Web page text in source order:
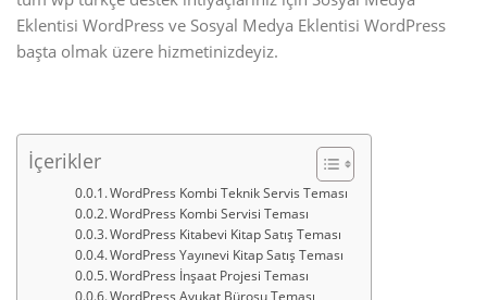
Eklentisi WordPress ve Sosyal Medya Eklentisi WordPress
başta olmak üzere hizmetinizdeyiz.
İçerikler
WordPress Kombi Teknik Servis Teması
WordPress Kombi Servisi Teması
WordPress Kitabevi Kitap Satış Teması
WordPress Yayınevi Kitap Satış Teması
WordPress İnşaat Projesi Teması
WordPress Avukat Bürosu Teması